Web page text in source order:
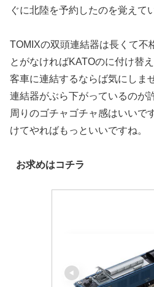
ぐに北陸を予約したのを覚えて
TOMIXの双頭連結器は長くて不
とがなければKATOのに付け替
客車に連結するならば気にしま
連結器がぶら下がっているのが
周りのゴチャゴチャ感はいいで
けてやればもっといいですね。
お求めはコチラ